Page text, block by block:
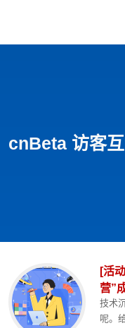
cnBeta 访客
[活
营”
技术
呢。